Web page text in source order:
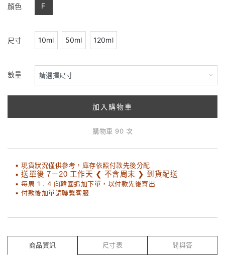
顏色 F
尺寸 10ml 50ml 120ml
數量
加入購物車
購物車 90 次
▪ 現貨狀況僅供參考，庫存依照付款先後分配
▪ 送單後 7－20 工作天 ❮ 不含周末 ❯ 到貨配送
▪ 每周 1 . 4 向韓國追加下單，以付款先後寄出
▪ 付款後加單請聯繫客服
商品資訊 尺寸表 問與答